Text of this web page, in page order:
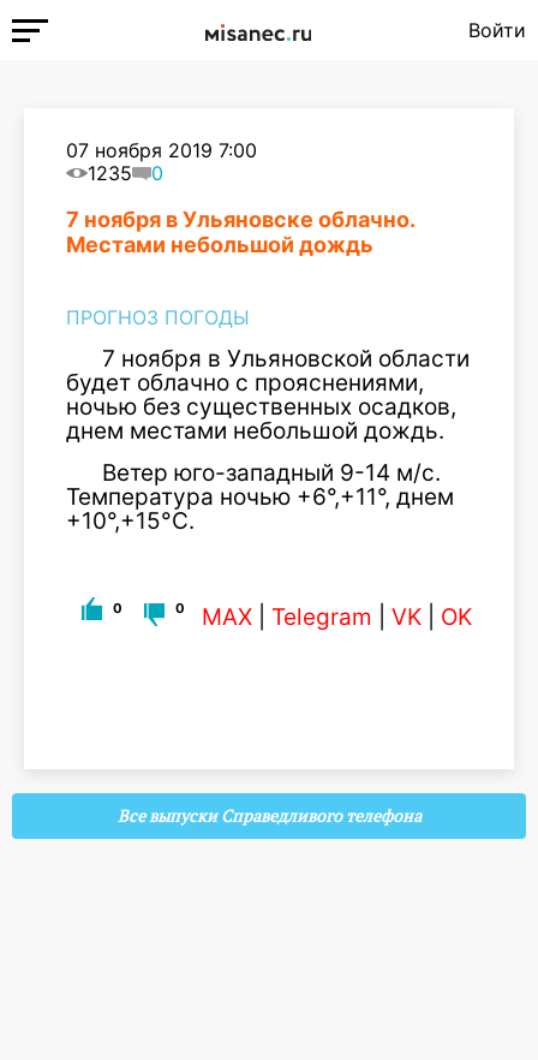
Войти
07 ноября 2019 7:00
1235
0
7 ноября в Ульяновске облачно.
Местами небольшой дождь
ПРОГНОЗ ПОГОДЫ
7 ноября в Ульяновской области
будет облачно с прояснениями,
ночью без существенных осадков,
днем местами небольшой дождь.
Ветер юго-западный 9-14 м/с.
Температура ночью +6°,+11°, днем
+10°,+15°С.
0 0 MAX Telegram VK OK
Все выпуски Справедливого телефона